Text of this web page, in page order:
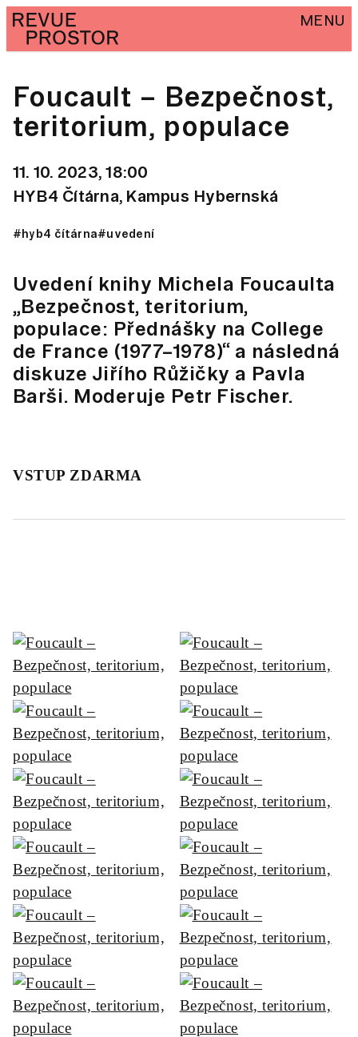
MENU
Foucault – Bezpečnost,
teritorium, populace
11. 10. 2023, 18:00
HYB4 Čítárna, Kampus Hybernská
#hyb4 čítárna#uvedení
Uvedení knihy Michela Foucaulta
„Bezpečnost, teritorium,
populace: Přednášky na College
de France (1977–1978)“ a následná
diskuze Jiřího Růžičky a Pavla
Barši. Moderuje Petr Fischer.
VSTUP ZDARMA